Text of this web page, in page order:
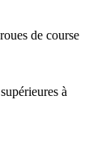
de course
à